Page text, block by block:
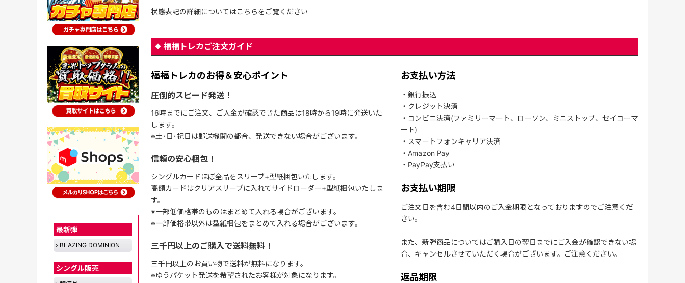
状態表記の詳細についてはこちらをご覧ください
福福トレカご注文ガイド
福福トレカのお得＆安心ポイント
圧倒的スピード発送！
16時までにご注文、ご入金が確認できた商品は18時から19時に発送いた
します。
※土･日･祝日は郵送機関の都合、発送できない場合がございます。
信頼の安心梱包！
シングルカードほぼ全品をスリーブ+型紙梱包いたします。
高額カードはクリアスリーブに入れてサイドローダー+型紙梱包いたしま
す。
※一部低価格帯のものはまとめて入れる場合がございます。
※一部価格帯以外は型紙梱包をまとめて入れる場合がございます。
三千円以上のご購入で送料無料！
三千円以上のお買い物で送料が無料になります。
※ゆうパケット発送を希望されたお客様が対象になります。
お支払い方法
・銀行振込
・クレジット決済
・コンビニ決済(ファミリーマート、ローソン、ミニストップ、セイコーマ
ート)
・スマートフォンキャリア決済
・Amazon Pay
・PayPay支払い
お支払い期限
ご注文日を含む4日間以内のご入金期限となっておりますのでご注意くだ
さい。
また、新弾商品についてはご購入日の翌日までにご入金が確認できない場
合、キャンセルさせていただく場合がございます。ご注意ください。
返品期限
最新弾
BLAZING DOMINION
シングル販売